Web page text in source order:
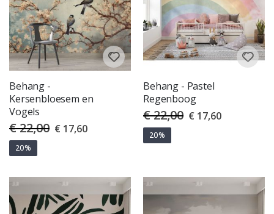
Behang -
Kersenbloesem en
Vogels
€ 22,00 Special
Price
€ 17,60
20%
Behang - Pastel
Regenboog
€ 22,00 Special
Price
€ 17,60
20%